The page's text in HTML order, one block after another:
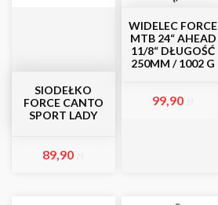
SIODEŁKO
FORCE CANTO
SPORT LADY
89,90
WIDELEC FORCE
MTB 24“ AHEAD
11/8“ DŁUGOŚĆ
250MM / 1002 G
99,90